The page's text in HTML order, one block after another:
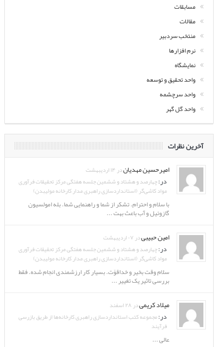
مسابقات
مقالات
منتخب سردبیر
نرم افزارها
نمایشگاه
واحد تحقیق و توسعه
واحد سرچشمه
واحد گل گهر
آخرین نظرات
امیرحسین مهدیاندر ۱۴ اردیبهشت
در:چهارصد و هشتاد و ششمین جلسه هفتگی مرکز تحقیقات فرآوری
مواد کاشی‌گر (استانداردسازی راهبری مدار کارخانه مولیبدن)
با سلام و احترام. تشکر از شما و راهنمایی شما. بله امولسیون
گازوئیل و آب باعث بهت ...
امین حبیبیدر ۰۷ اردیبهشت
در:چهارصد و هشتاد و ششمین جلسه هفتگی مرکز تحقیقات فرآوری
مواد کاشی‌گر (استانداردسازی راهبری مدار کارخانه مولیبدن)
سلام وقت بخیر و خداقوّت. بسیار کار ارزشمندی انجام شده. فقط
بررسی تاثیر یک تغییر ...
میلاد کریمیدر ۲۸ اسفند
در:مجموعه کتب استانداردسازی راهبری کارخانه‌ها از طریق بازرسی
فرآیند
عالی ...